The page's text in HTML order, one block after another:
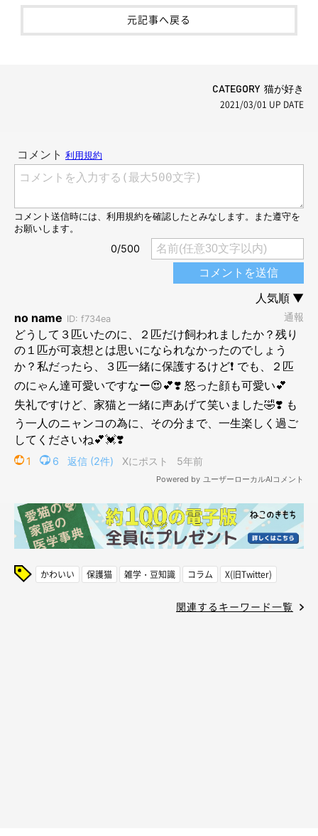
元記事へ戻る
CATEGORY 猫が好き
2021/03/01 UP DATE
かわいい 保護猫 雑学・豆知識 コラム X(旧Twitter)
関連するキーワード一覧